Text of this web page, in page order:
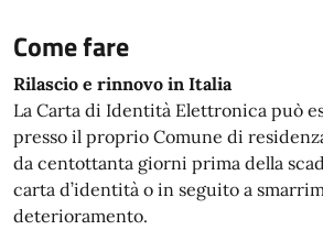
Come fare
Rilascio e rinnovo in Italia
La Carta di Identità Elettronica può
presso il proprio Comune di
da centottanta giorni prima della
carta d’identità o in seguito a
deterioramento.